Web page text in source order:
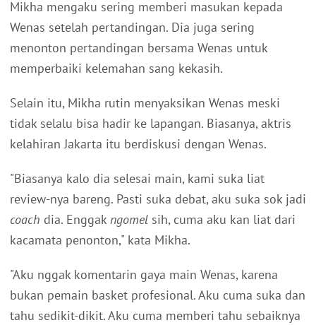
Mikha mengaku sering memberi masukan kepada
Wenas setelah pertandingan. Dia juga sering
menonton pertandingan bersama Wenas untuk
memperbaiki kelemahan sang kekasih.
Selain itu, Mikha rutin menyaksikan Wenas meski
tidak selalu bisa hadir ke lapangan. Biasanya, aktris
kelahiran Jakarta itu berdiskusi dengan Wenas.
"Biasanya kalo dia selesai main, kami suka liat
review-nya bareng. Pasti suka debat, aku suka sok jadi
coach dia. Enggak ngomel sih, cuma aku kan liat dari
kacamata penonton," kata Mikha.
"Aku nggak komentarin gaya main Wenas, karena
bukan pemain basket profesional. Aku cuma suka dan
tahu sedikit-dikit. Aku cuma memberi tahu sebaiknya